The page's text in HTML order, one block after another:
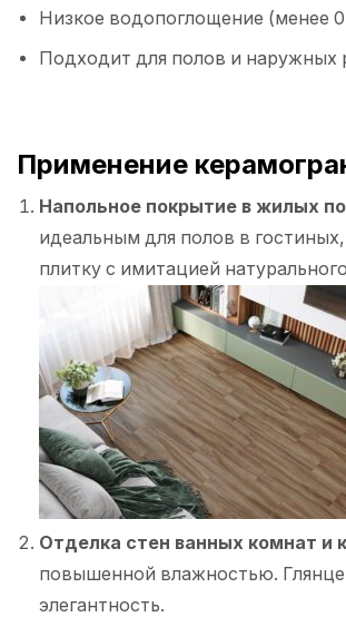
Низкое водопоглощение (менее
Подходит для полов и наружных
Применение
Напольное покрытие в жилых
идеальным для полов в
плитку с имитацией
Отделка стен ванных комнат и
повышенной влажностью.
элегантность.